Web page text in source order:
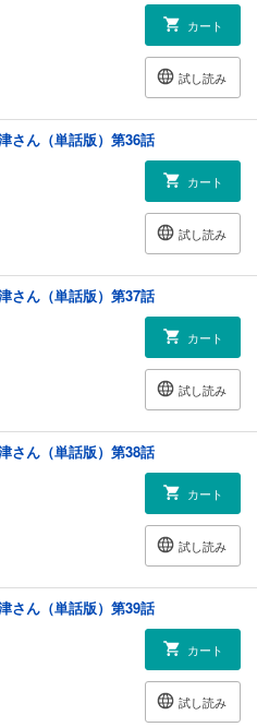
カート
試し読み
さん（単話版）第36話
カート
試し読み
さん（単話版）第37話
カート
試し読み
さん（単話版）第38話
カート
試し読み
さん（単話版）第39話
カート
試し読み